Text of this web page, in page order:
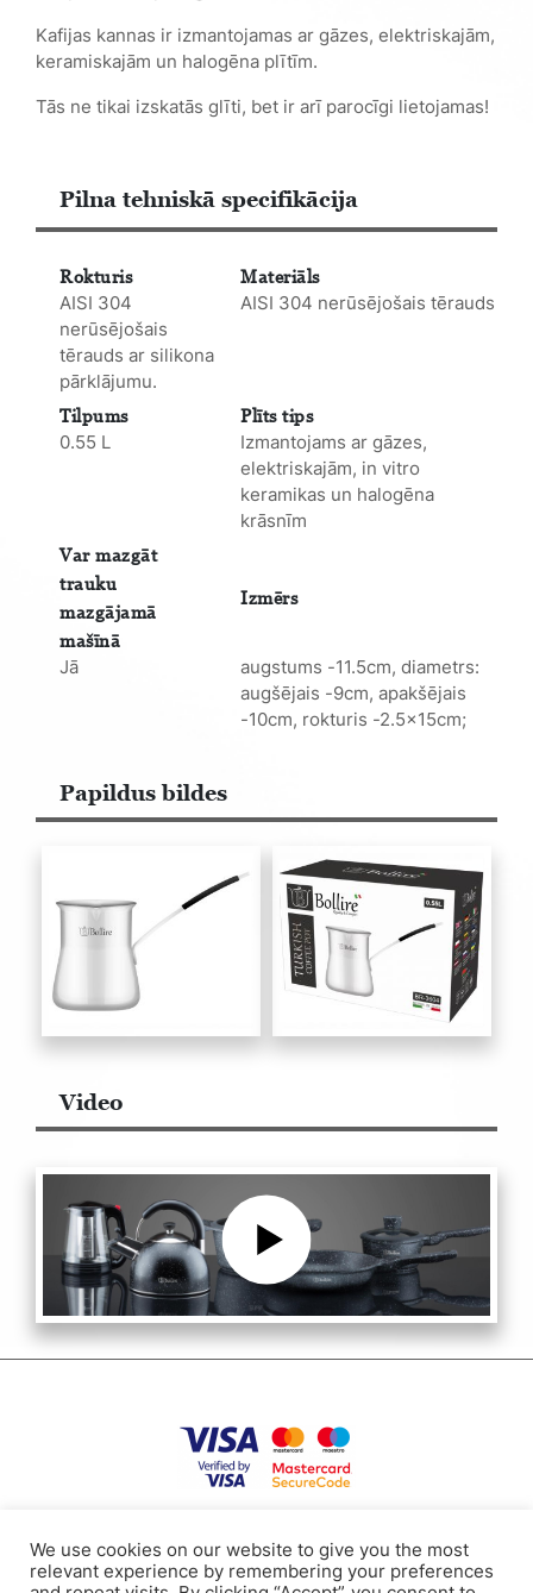
Kafijas kannas ir izmantojamas ar gāzes, elektriskajām,
keramiskajām un halogēna plītīm.
Tās ne tikai izskatās glīti, bet ir arī parocīgi lietojamas!
Pilna tehniskā specifikācija
Rokturis Materiāls
AISI 304
nerūsējošais
tērauds ar silikona
pārklājumu.
AISI 304 nerūsējošais tērauds
Tilpums Plīts tips
0.55 L
Izmantojams ar gāzes,
elektriskajām, in vitro
keramikas un halogēna
krāsnīm
Var mazgāt
trauku
mazgājamā
mašīnā
Izmērs
Jā
augstums -11.5cm, diametrs:
augšējais -9cm, apakšējais
-10cm, rokturis -2.5x15cm;
Papildus bildes
Video
We use cookies on our website to give you the most
relevant experience by remembering your preferences